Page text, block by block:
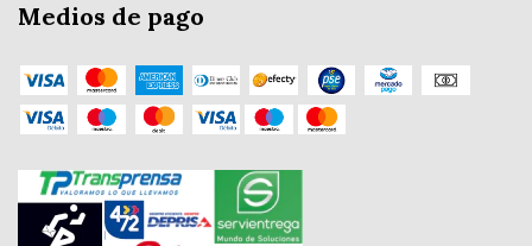
Medios de pago